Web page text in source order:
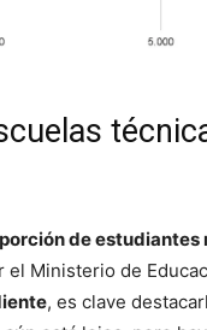
de estudiantes
Ministerio de
, es clave